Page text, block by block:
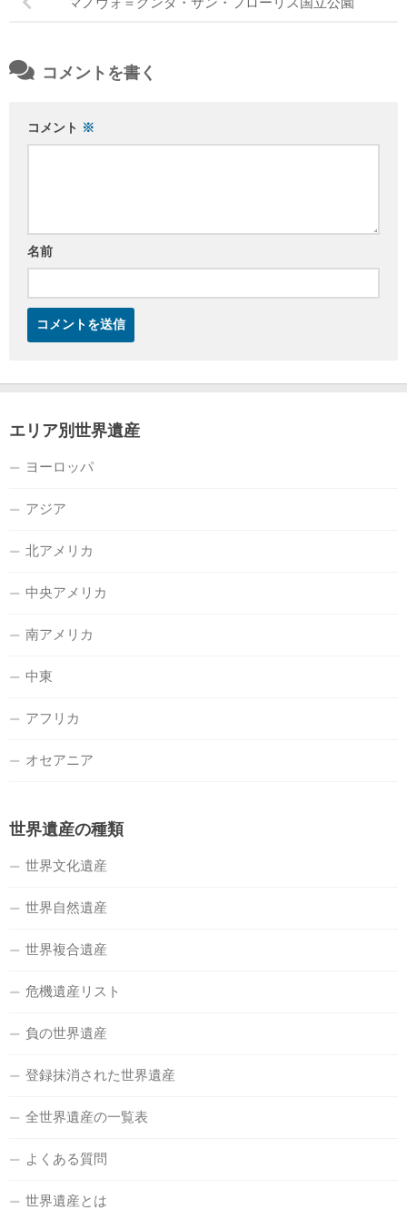
コメントを書く
コメント ※
名前
エリア別世界遺産
ヨーロッパ
アジア
北アメリカ
中央アメリカ
南アメリカ
中東
アフリカ
オセアニア
世界遺産の種類
世界文化遺産
世界自然遺産
世界複合遺産
危機遺産リスト
負の世界遺産
登録抹消された世界遺産
全世界遺産の一覧表
よくある質問
世界遺産とは